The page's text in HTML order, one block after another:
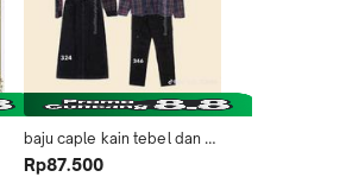
baju caple kain tebel dan
cocok untuk pasangan
Rp87.500